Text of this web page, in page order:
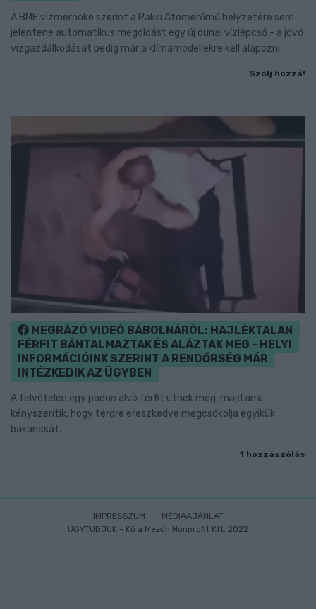
A BME vízmérnöke szerint a Paksi Atomerőmű helyzetére sem
jelentene automatikus megoldást egy új dunai vízlépcső - a jövő
vízgazdálkodását pedig már a klímamodellekre kell alapozni.
Szólj hozzá!
MEGRÁZÓ VIDEÓ BÁBOLNÁRÓL: HAJLÉKTALAN
FÉRFIT BÁNTALMAZTAK ÉS ALÁZTAK MEG - HELYI
INFORMÁCIÓINK SZERINT A RENDŐRSÉG MÁR
INTÉZKEDIK AZ ÜGYBEN
A felvételen egy padon alvó férfit ütnek meg, majd arra
kényszerítik, hogy térdre ereszkedve megcsókolja egyikük
bakancsát.
1 hozzászólás
IMPRESSZUM
MÉDIAAJÁNLAT
UGYTUDJUK - Kő a Mezőn Nonprofit Kft. 2022